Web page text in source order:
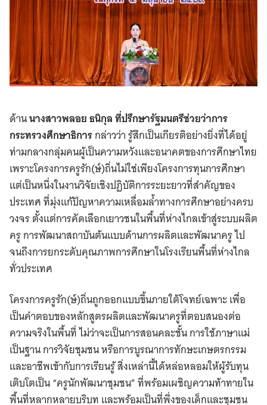
ด้านนางสาวพลอย ธนิกุล ที่ปรึกษารัฐมนตรีช่วยว่าการ
กระทรวงศึกษาธิการกล่าวว่า รู้สึกเป็นเกียรติอย่างยิ่งที่ได้อยู่
ท่ามกลางกลุ่มคนผู้เป็นความหวังและอนาคตของการศึกษาไทย
เพราะโครงการครูรัก(ษ์)ถิ่นไม่ใช่เพียงโครงการทุนการศึกษา
แต่เป็นหนึ่งในงานวิจัยเชิงปฏิบัติการระยะยาวที่สำคัญของ
ประเทศ ที่มุ่งแก้ปัญหาความเหลื่อมล้ำทางการศึกษาอย่างครบ
วงจร ตั้งแต่การคัดเลือกเยาวชนในพื้นที่ห่างไกลเข้าสู่ระบบผลิต
ครู การพัฒนาสถาบันต้นแบบด้านการผลิตและพัฒนาครู ไป
จนถึงการยกระดับคุณภาพการศึกษาในโรงเรียนพื้นที่ห่างไกล
ทั่วประเทศ
โครงการครูรัก(ษ์)ถิ่นถูกออกแบบขึ้นภายใต้โจทย์เฉพาะ เพื่อ
เป็นคำตอบของหลักสูตรผลิตและพัฒนาครูที่ตอบสนองต่อ
ความจริงในพื้นที่ ไม่ว่าจะเป็นการสอนคละชั้น การใช้ภาษาแม่
เป็นฐาน การวิจัยชุมชน หรือการบูรณาการทักษะเกษตรกรรม
และอาชีพเข้ากับการเรียนรู้ สิ่งเหล่านี้ได้หล่อหลอมให้ผู้รับทุน
เติบโตเป็น “ครูนักพัฒนาชุมชน” ที่พร้อมเผชิญความท้าทายใน
พื้นที่หลากหลายบริบท และพร้อมเป็นที่พึ่งของเด็กและชุมชน